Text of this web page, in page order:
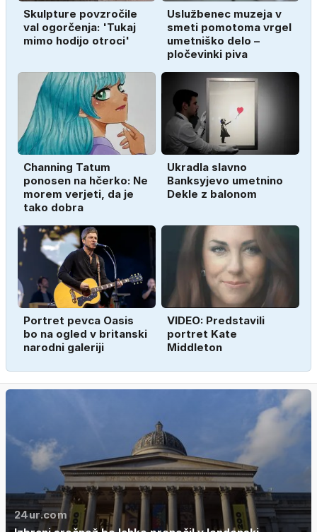
Skulpture povzročile
val ogorčenja: 'Tukaj
mimo hodijo otroci'
Uslužbenec muzeja v
smeti pomotoma vrgel
umetniško delo –
pločevinki piva
Channing Tatum
ponosen na hčerko: Ne
morem verjeti, da je
tako dobra
Ukradla slavno
Banksyjevo umetnino
Dekle z balonom
Portret pevca Oasis
bo na ogled v britanski
narodni galeriji
VIDEO: Predstavili
portret Kate
Middleton
24ur.com